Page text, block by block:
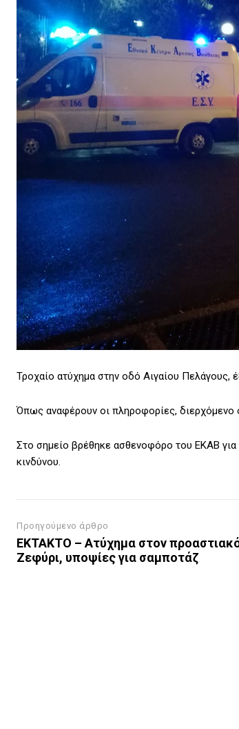
Τροχαίο ατύχημα στην οδό Αιγαίου
Όπως αναφέρουν οι πληροφορίες,
Στο σημείο βρέθηκε ασθενοφόρο του ΕΚΑΒ για
κινδύνου.
Προηγούμενο άρθρο
ΕΚΤΑΚΤΟ – Ατύχημα στον
Ζεφύρι, υποψίες για σαμποτάζ